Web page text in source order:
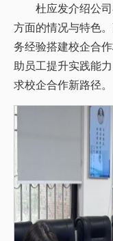
杜应发介绍公
方面的情况与特色
务经验搭建校企合
助员工提升实践能
求校企合作新路径。